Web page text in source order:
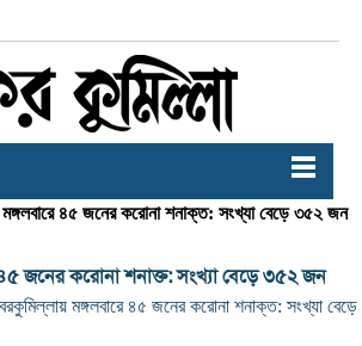
৪৫ জনের করোনা শনাক্ত: সংখ্যা বেড়ে ৩৫২ জন
৪৫ জনের করোনা শনাক্ত: সংখ্যা বেড়ে ৩৫২ জন
কুমিল্লায় মঙ্গলবারে ৪৫ জনের করোনা শনাক্ত: সংখ্যা বেড়ে